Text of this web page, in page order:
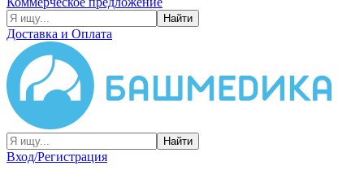
Найти
Доставка и Оплата
Найти
Вход/Регистрация